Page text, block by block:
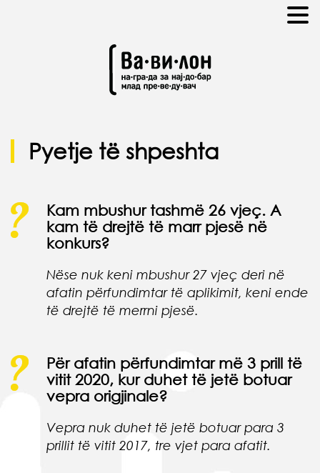
Pyetje të shpeshta
Kam mbushur tashmë 26 vjeç. A
kam të drejtë të marr pjesë në
konkurs?
Nëse nuk keni mbushur 27 vjeç deri në
afatin përfundimtar të aplikimit, keni ende
të drejtë të merrni pjesë.
Për afatin përfundimtar më 3 prill të
vitit 2020, kur duhet të jetë botuar
vepra origjinale?
Vepra nuk duhet të jetë botuar para 3
prillit të vitit 2017, tre vjet para afatit.